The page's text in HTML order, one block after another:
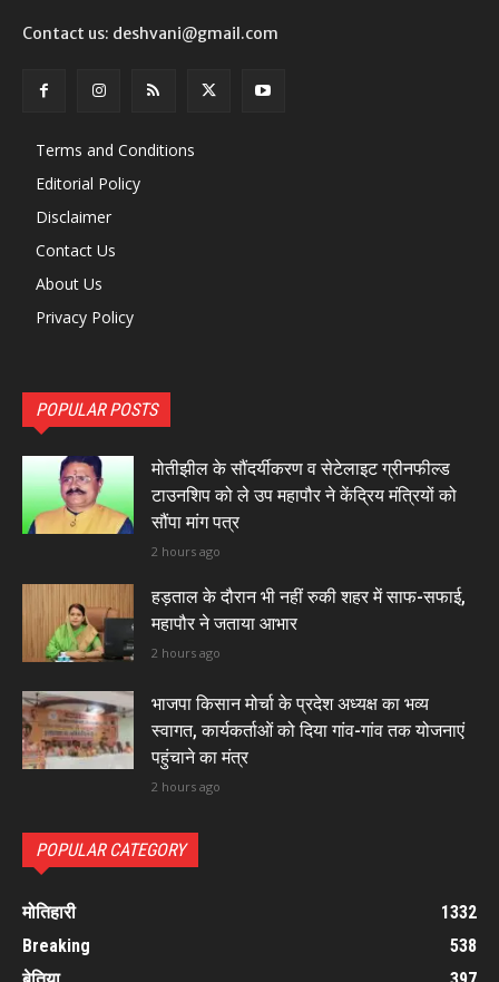
Contact us: deshvani@gmail.com
Terms and Conditions
Editorial Policy
Disclaimer
Contact Us
About Us
Privacy Policy
POPULAR POSTS
मोतीझील के सौंदर्यीकरण व सेटेलाइट ग्रीनफील्ड
टाउनशिप को ले उप महापौर ने केंद्रिय मंत्रियों को
सौंपा मांग पत्र
2 hours ago
हड़ताल के दौरान भी नहीं रुकी शहर में साफ-सफाई,
महापौर ने जताया आभार
2 hours ago
भाजपा किसान मोर्चा के प्रदेश अध्यक्ष का भव्य
स्वागत, कार्यकर्ताओं को दिया गांव-गांव तक योजनाएं
पहुंचाने का मंत्र
2 hours ago
POPULAR CATEGORY
मोतिहारी
1332
Breaking
538